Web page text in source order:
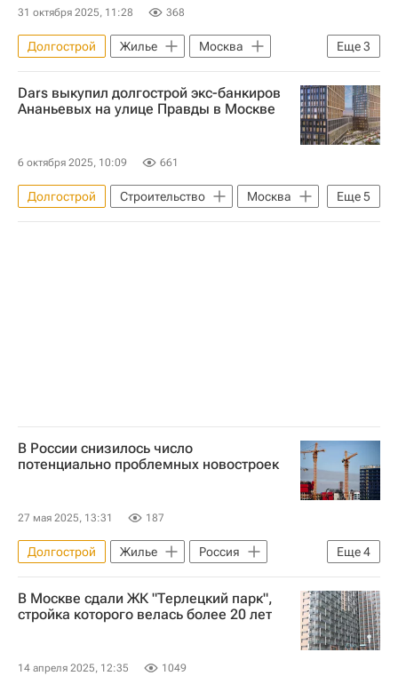
Воронеж
31 октября 2025, 11:28 368
Еще3
Долгострой Жилье
Москва
"Дом.РФ"
СУ-155 Строительство
Dars выкупил долгострой экс-банкиров
Ананьевых на улице Правды в Москве
6 октября 2025, 10:09 661
Еще5
Долгострой Строительство
Москва
Волгоградская область
В России снизилось число
потенциально проблемных новостроек
27 мая 2025, 13:31 187
Еще4
Долгострой Жилье
Россия
Москва
Московская область (Подмосковье)
Строительство
В Москве сдали ЖК "Терлецкий парк",
стройка которого велась более 20 лет
14 апреля 2025, 12:35 1049